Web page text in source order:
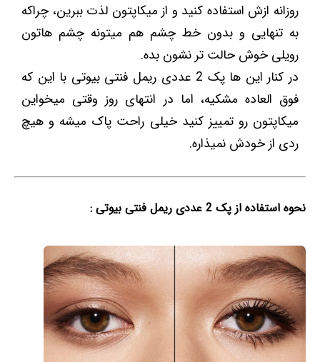
روزانه ازش استفاده کنید و از میکاپتون لذت ببرین، چراکه
به تنهایی و بدون خط چشم هم میتونه چشم هاتون
رویلی خوش حالت تر نشون بده.
در کنار این ها پک 2 عددی ریمل فنتی بیوتی با این که
فوق العاده مشکیه، اما در انتهای روز وقتی میخواین
میکاپتون رو تمییز کنید خیلی راحت پاک میشه و هیچ
ردی از خودش نمیذاره.
نحوه استفاده از پک 2 عددی ریمل فنتی بیوتی :